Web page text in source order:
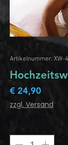
Artikelnummer: XW-
€ 24,90
zzgl. Versand